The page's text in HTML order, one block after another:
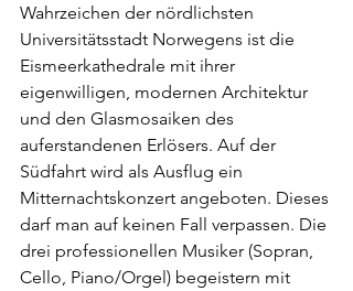
Wahrzeichen der nördlichsten
Universitätsstadt Norwegens ist die
Eismeerkathedrale mit ihrer
eigenwilligen, modernen Architektur
und den Glasmosaiken des
auferstandenen Erlösers. Auf der
Südfahrt wird als Ausflug ein
Mitternachtskonzert angeboten. Dieses
darf man auf keinen Fall verpassen. Die
drei professionellen Musiker (Sopran,
Cello, Piano/Orgel) begeistern mit